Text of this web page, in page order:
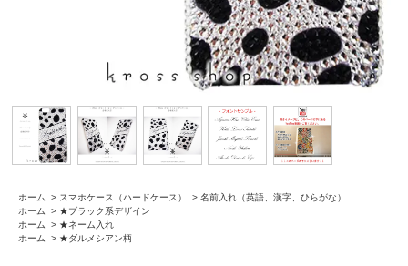
ホーム > スマホケース（ハードケース） > 名前入れ（英語、漢字、ひらがな）
ホーム
> ★ブラック系デザイン
ホーム
> ★ネーム入れ
ホーム
> ★ダルメシアン柄